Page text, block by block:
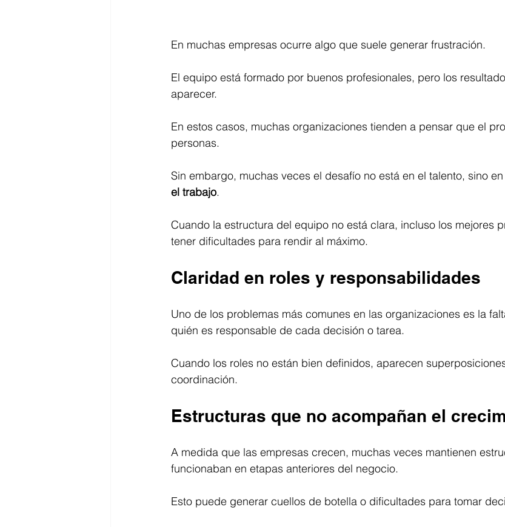
En muchas empresas ocurre algo que suele generar frustración.
El equipo está formado por buenos profesionales, pero los
aparecer.
En estos casos, muchas organizaciones tienden a pensar que el
personas.
Sin embargo, muchas veces el desafío no está en el talento, sino en
el trabajo.
Cuando la estructura del equipo no está clara, incluso los mejores
tener dificultades para rendir al máximo.
Claridad en roles y responsabilidades
Uno de los problemas más comunes en las organizaciones es la
quién es responsable de cada decisión o tarea.
Cuando los roles no están bien definidos, aparecen
coordinación.
Estructuras que no acompañan el
A medida que las empresas crecen, muchas veces mantienen
funcionaban en etapas anteriores del negocio.
Esto puede generar cuellos de botella o dificultades para tomar